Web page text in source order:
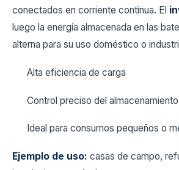
conectados en corriente continua. El
luego la energía almacenada en las
alterna para su uso doméstico o
Alta eficiencia de carga
Control preciso del almacenamiento
Ideal para consumos pequeños o
Ejemplo de uso: casas de campo,